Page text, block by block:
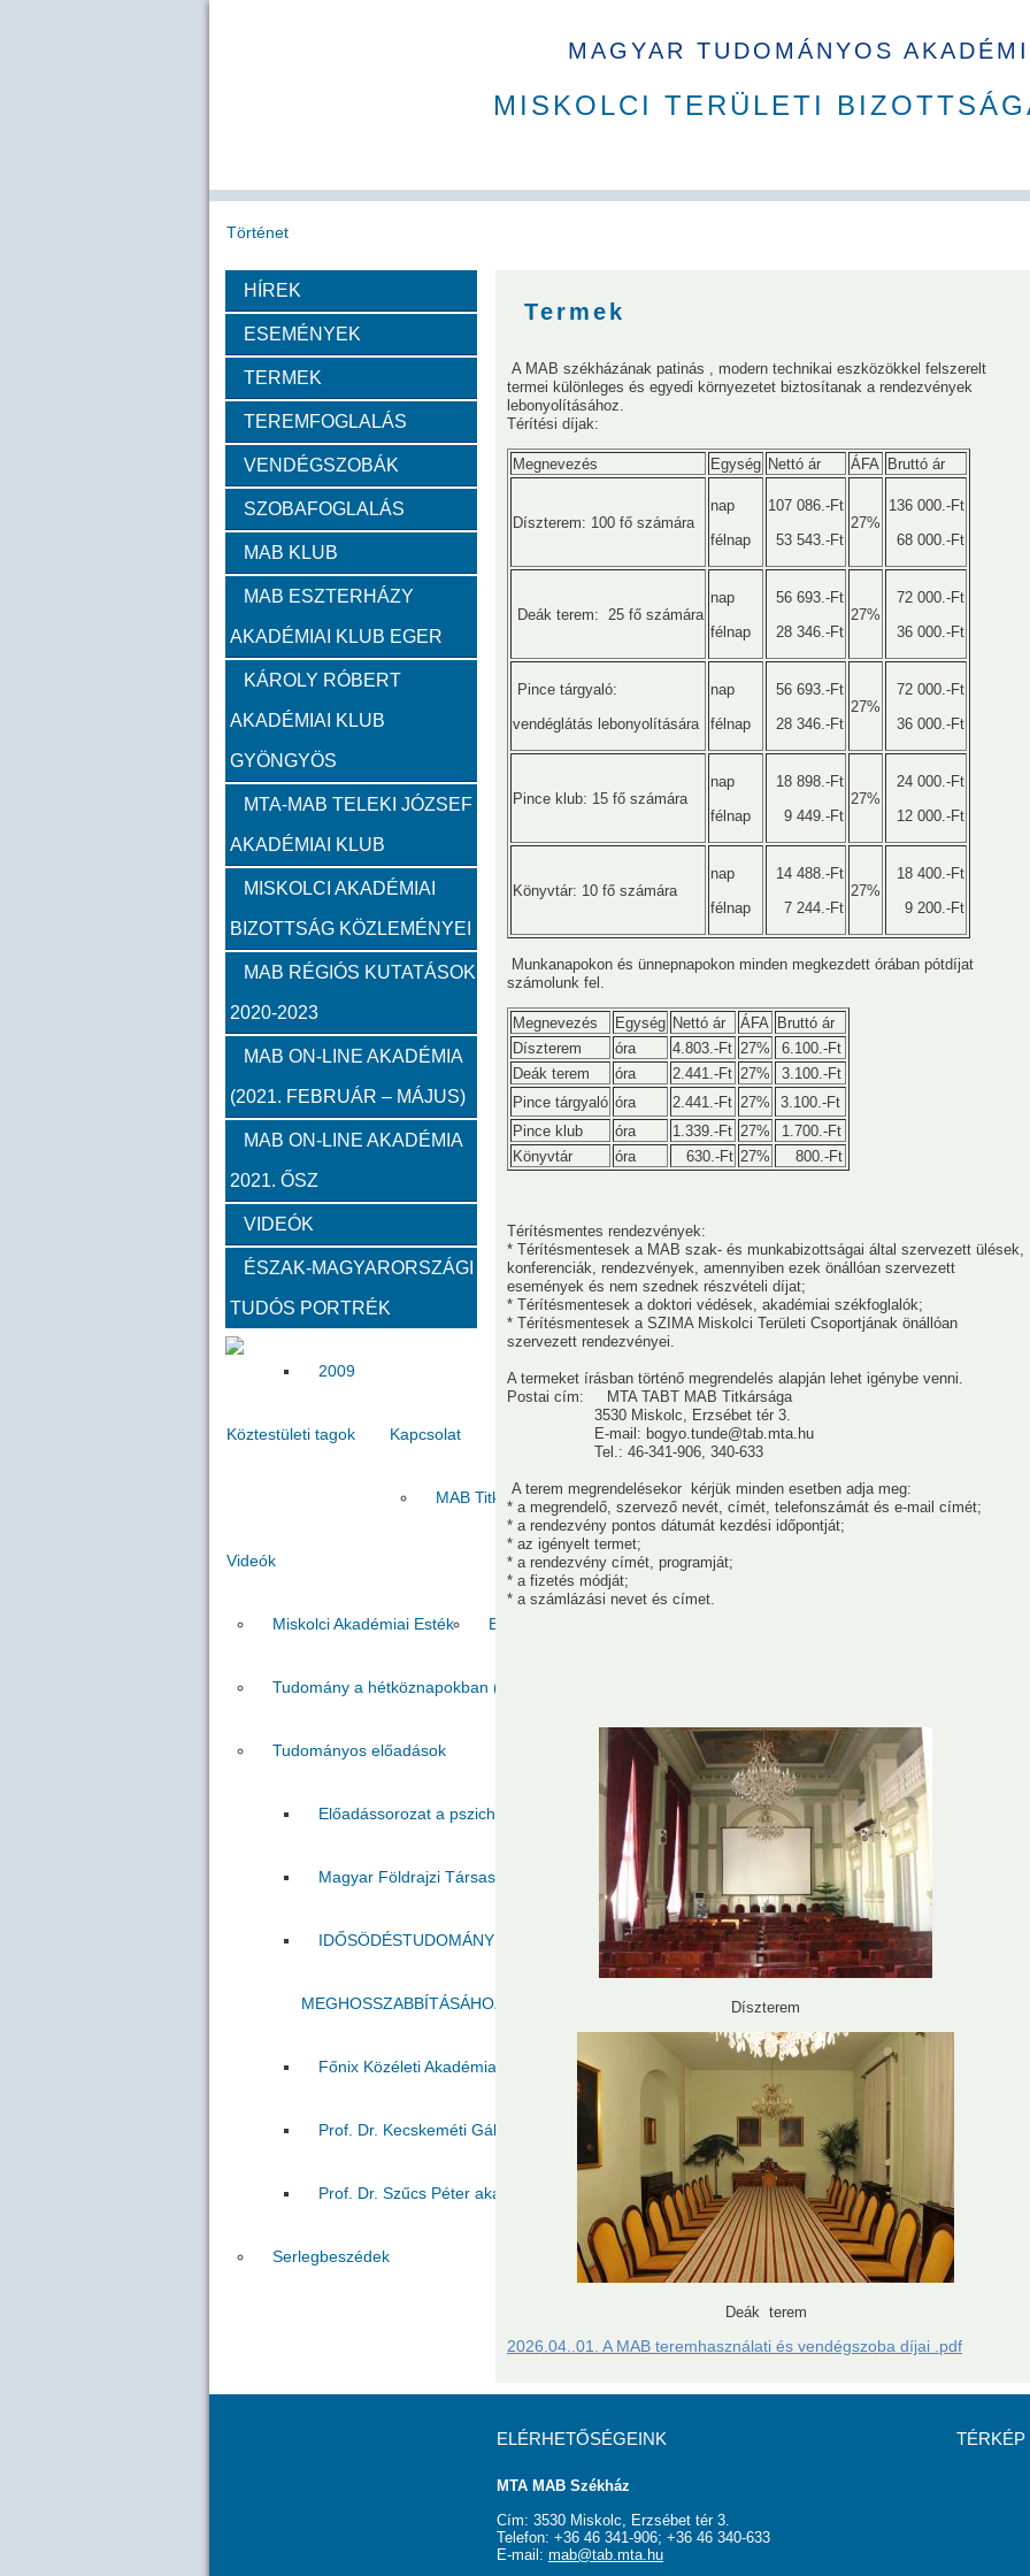
MAGYAR TUDOMÁNYOS
MISKOLCI TERÜLETI
Történet
Köszöntő
Díjazottak
Tudós arcképek
Csókás János Geleji Sándor
Zambó János
Választott vezetők
Közérdekű információk
SZMSZ
Alapítvány
2020
2012 2011 2010
Közgyűlések
Határon túli kapcsolatok (beszámolók)
2020 2017 2016 2015 2014 2013 2012
2009
Köztestületi tagok Kapcsolat
MAB Titkárság Elnökség Hasznos linkek Támogatók
Videók
Miskolci Akadémiai Esték Egri Akadémiai Esték
Tudomány a hétköznapokban (MITV)
Tudományos előadások
Előadássorozat a pszichológiai kutatások köréből 2022. "Trianon 100" emlékülés (2021.
Magyar Földrajzi Társaság Borsodi Osztályának rendezvénye
IDŐSÖDÉSTUDOMÁNY A COVID-19 IDEJÉN: IRÁNYTŰ AZ EGÉSZSÉGBEN ELTÖLTÖTT ÉVEK
MEGHOSSZABBÍTÁSÁHOZ ÉS AZ IDŐSKORI ÉLETÚTTERVEZÉSHEZ
Főnix Közéleti Akadémia VIII. évad előadásai: Prof. Dr. Kaptay György akadémiai székfoglaló
Prof. Dr. Kecskeméti Gábor akadémiai székfoglaló előadása
Prof. Dr. Szűcs Péter akadémiai székfoglaló előadása
Serlegbeszédek
HÍREK
ESEMÉNYEK
TERMEK
TEREMFOGLALÁS
VENDÉGSZOBÁK
SZOBAFOGLALÁS
MAB KLUB
MAB ESZTERHÁZY
AKADÉMIAI KLUB EGER
KÁROLY RÓBERT
AKADÉMIAI KLUB
GYÖNGYÖS
MTA-MAB TELEKI JÓZSEF
AKADÉMIAI KLUB
MISKOLCI AKADÉMIAI
BIZOTTSÁG KÖZLEMÉNYEI
MAB RÉGIÓS KUTATÁSOK
2020-2023
MAB ON-LINE AKADÉMIA
(2021. FEBRUÁR – MÁJUS)
MAB ON-LINE AKADÉMIA
2021. ŐSZ
VIDEÓK
ÉSZAK-MAGYARORSZÁGI
TUDÓS PORTRÉK
Termek
A MAB székházának patinás , modern technikai eszközökkel felszerelt
termei különleges és egyedi környezetet biztosítanak a rendezvények
lebonyolításához.
Térítési díjak:
Megnevezés Egység Nettó ár ÁFA Bruttó ár
Díszterem: 100 fő számára
nap
félnap
107 086.-Ft
53 543.-Ft
27%
136 000.-Ft
68 000.-Ft
Deák terem: 25 fő számára
nap
félnap
56 693.-Ft
28 346.-Ft
27%
72 000.-Ft
36 000.-Ft
Pince tárgyaló:
vendéglátás lebonyolítására
nap
félnap
56 693.-Ft
28 346.-Ft
27%
72 000.-Ft
36 000.-Ft
Pince klub: 15 fő számára
nap
félnap
18 898.-Ft
9 449.-Ft
27%
24 000.-Ft
12 000.-Ft
Könyvtár: 10 fő számára
nap
félnap
14 488.-Ft
7 244.-Ft
27%
18 400.-Ft
9 200.-Ft
Munkanapokon és ünnepnapokon minden megkezdett órában pótdíjat
számolunk fel.
Megnevezés Egység Nettó ár ÁFA Bruttó ár
Díszterem
óra 4.803.-Ft 27%
6.100.-Ft
Deák terem
óra 2.441.-Ft 27%
3.100.-Ft
Pince tárgyaló óra 2.441.-Ft 27%
3.100.-Ft
Pince klub
óra 1.339.-Ft 27%
1.700.-Ft
Könyvtár
óra 630.-Ft 27% 800.-Ft
Térítésmentes rendezvények:
* Térítésmentesek a MAB szak- és munkabizottságai által szervezett ülések,
konferenciák, rendezvények, amennyiben ezek önállóan szervezett
események és nem szednek részvételi díjat;
* Térítésmentesek a doktori védések, akadémiai székfoglalók;
* Térítésmentesek a SZIMA Miskolci Területi Csoportjának önállóan
szervezett rendezvényei.
A termeket írásban történő megrendelés alapján lehet igénybe venni.
Postai cím: MTA TABT MAB Titkársága
3530 Miskolc, Erzsébet tér 3.
E-mail: bogyo.tunde@tab.mta.hu
Tel.: 46-341-906, 340-633
A terem megrendelésekor kérjük minden esetben adja meg:
* a megrendelő, szervező nevét, címét, telefonszámát és e-mail címét;
* a rendezvény pontos dátumát kezdési időpontját;
* az igényelt termet;
* a rendezvény címét, programját;
* a fizetés módját;
* a számlázási nevet és címet.
Díszterem
Deák terem
2026.04..01. A MAB teremhasználati és vendégszoba díjai .pdf
ELÉRHETŐSÉGEINK
MTA MAB Székház
Cím: 3530 Miskolc, Erzsébet tér 3.
Telefon: +36 46 341-906; +36 46 340-633
E-mail: mab@tab.mta.hu
TÉRKÉP